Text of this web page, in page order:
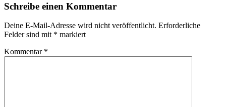
Schreibe einen Kommentar
Deine E-Mail-Adresse wird nicht veröffentlicht. Erforderliche
Felder sind mit * markiert
Kommentar *